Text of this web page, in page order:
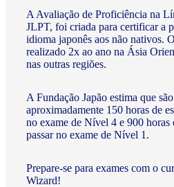
A Avaliação de Proficiência na
JLPT, foi criada para certificar a
idioma japonês aos não nativos.
realizado 2x ao ano na Ásia
nas outras regiões.
A Fundação Japão estima que
aproximadamente 150 horas de
no exame de Nível 4 e 900 horas
passar no exame de Nível 1.
Prepare-se para exames com o
Wizard!